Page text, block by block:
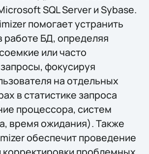
SQL Server и Sybase.
помогает устранить
работе БД, определяя
или часто
фокусируя
на отдельных
в статистике запроса
процессора, систем
время ожидания). Также
обеспечит проведение